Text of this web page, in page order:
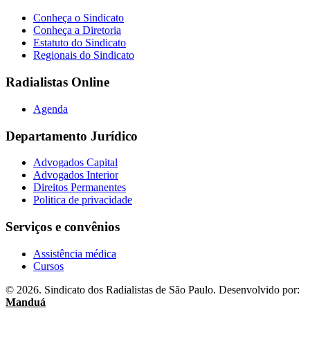
Conheça o Sindicato
Conheça a Diretoria
Estatuto do Sindicato
Regionais do Sindicato
Radialistas Online
Agenda
Departamento Jurídico
Advogados Capital
Advogados Interior
Direitos Permanentes
Politica de privacidade
Serviços e convênios
Assistência médica
Cursos
© 2026. Sindicato dos Radialistas de São Paulo. Desenvolvido por:
Manduá